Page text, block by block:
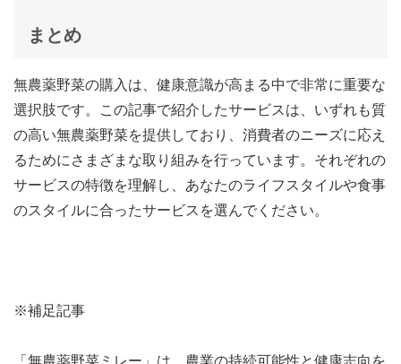
まとめ
無農薬野菜の購入は、健康意識が高まる中で非常に重要な
選択肢です。この記事で紹介したサービスは、いずれも質
の高い無農薬野菜を提供しており、消費者のニーズに応え
るためにさまざまな取り組みを行っています。それぞれの
サービスの特徴を理解し、あなたのライフスタイルや食事
のスタイルに合ったサービスを選んでください。
※補足記事